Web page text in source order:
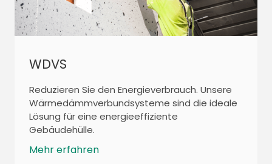
WDVS
Reduzieren Sie den Energieverbrauch. Unsere
Wärmedämmverbundsysteme sind die ideale
Lösung für eine energieeffiziente
Gebäudehülle.
Mehr erfahren